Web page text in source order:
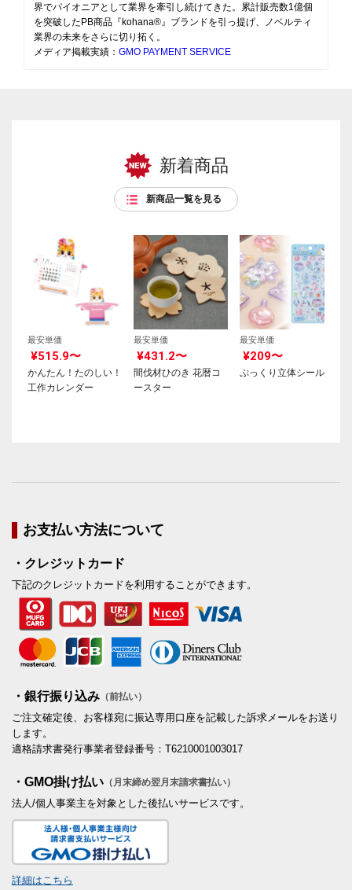
界でパイオニアとして業界を牽引し続けてきた。累計販売数1億個
を突破したPB商品『kohana®』ブランドを引っ提げ、ノベルティ
業界の未来をさらに切り拓く。
メディア掲載実績： GMO PAYMENT SERVICE
新着商品
新商品一覧を見る
最安単価
¥515.9〜
かんたん！たのしい！
工作カレンダー
最安単価
¥431.2〜
間伐材ひのき 花暦コ
ースター
最安単価
¥209〜
ぷっくり立体シール
お支払い方法について
・クレジットカード
下記のクレジットカードを利用することができます。
・銀行振り込み （前払い）
ご注文確定後、お客様宛に振込専用口座を記載した訴求メールをお送り
します。
適格請求書発行事業者登録番号：T6210001003017
・GMO掛け払い （月末締め翌月末請求書払い）
法人/個人事業主を対象とした後払いサービスです。
詳細はこちら